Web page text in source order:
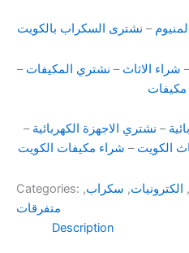
– نشترى السكراب بالكويت
شراء الاثاث – نشتري المكيفات –
– نشتري الاجهزة الكهربائية–
الكويت – شراء مكيفات الكويت
Categories: , الكترونيات, سكراب,
متفرقات
Description